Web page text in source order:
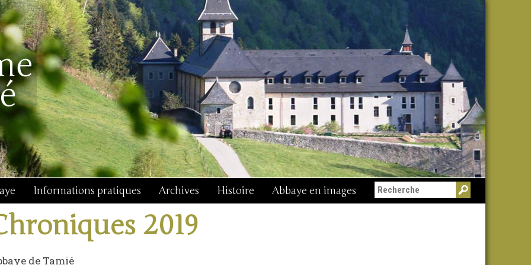
Informations pratiques Archives Histoire Abbaye en images
2019
de Tamié